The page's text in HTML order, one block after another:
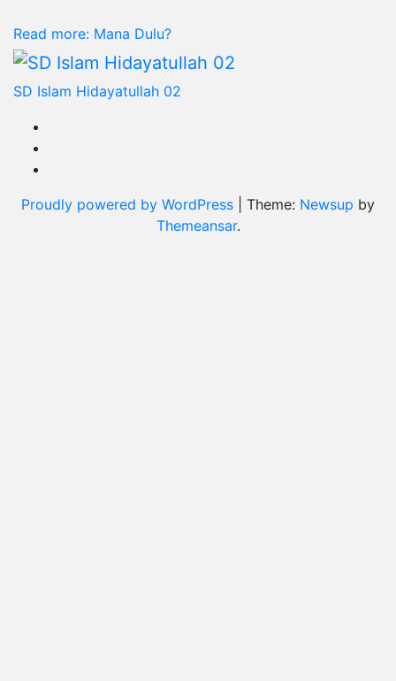
Read more: Mana Dulu?
SD Islam Hidayatullah 02
Proudly powered by WordPress Theme: Newsup by
Themeansar.